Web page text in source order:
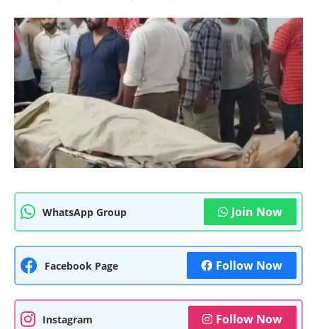
WhatsApp Group Join Now
Facebook Page Follow Now
Instagram Follow Now